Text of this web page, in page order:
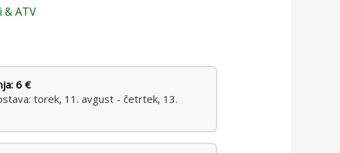
ATV
6 €
torek, 11. avgust - četrtek, 13.